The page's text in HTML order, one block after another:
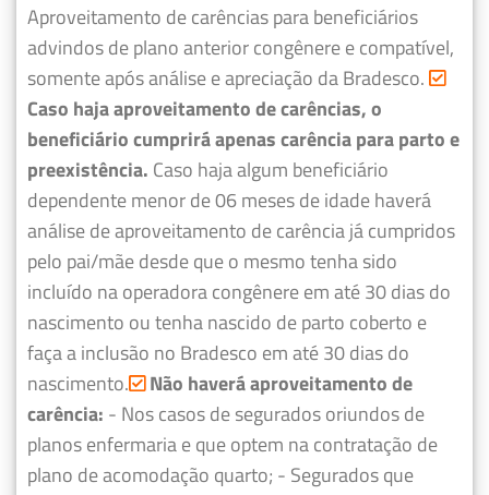
Aproveitamento de carências para beneficiários
advindos de plano anterior congênere e compatível,
somente após análise e apreciação da Bradesco.
Caso haja aproveitamento de carências, o
beneficiário cumprirá apenas carência para parto e
preexistência. Caso haja algum beneficiário
dependente menor de 06 meses de idade haverá
análise de aproveitamento de carência já cumpridos
pelo pai/mãe desde que o mesmo tenha sido
incluído na operadora congênere em até 30 dias do
nascimento ou tenha nascido de parto coberto e
faça a inclusão no Bradesco em até 30 dias do
nascimento. Não haverá aproveitamento de
carência: - Nos casos de segurados oriundos de
planos enfermaria e que optem na contratação de
plano de acomodação quarto; - Segurados que